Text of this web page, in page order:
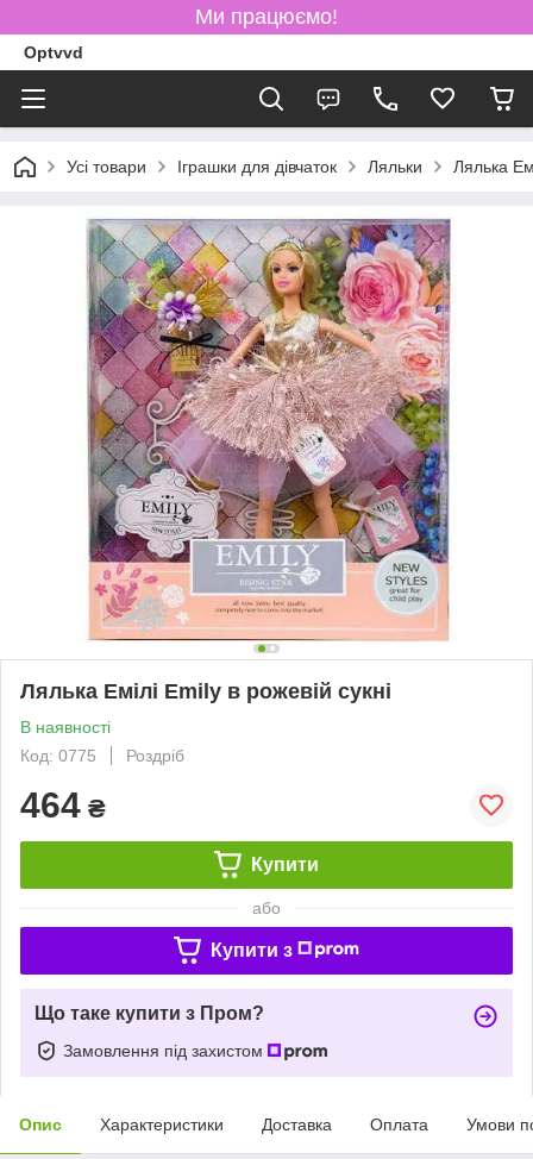
Ми працюємо!
Optvvd
Усі товари Іграшки для дівчаток Ляльки Лялька
Лялька Емілі Emily в рожевій сукні
В наявності
Код: 0775
Роздріб
464 ₴
Купити
або
Купити з
Що таке купити з Пром?
Замовлення під захистом
Опис Характеристики Доставка Оплата Умови